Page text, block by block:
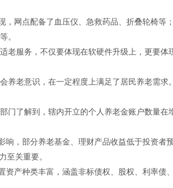
网点配备了血压仪、急救药品、折叠轮椅等
。
服务，不仅要体现在软硬件升级上，更要体
老意识，在一定程度上满足了居民养老需求
了解到，辖内开立的个人养老金账户数量在
，部分养老基金、理财产品收益低于投资者
至关重要。
产种类丰富，涵盖非标债权、股权、利率债